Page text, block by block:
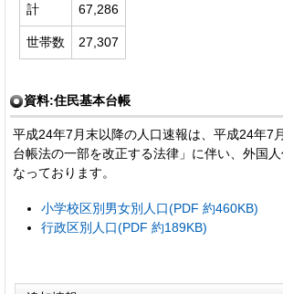
計 67,286
世帯数 27,307
資料:住民基本台帳
平成24年7月末以降の人口速報は、平成24年7
台帳法の一部を改正する法律」に伴い、外国
なっております。
小学校区別男女別人口(PDF 約460KB)
行政区別人口(PDF 約189KB)